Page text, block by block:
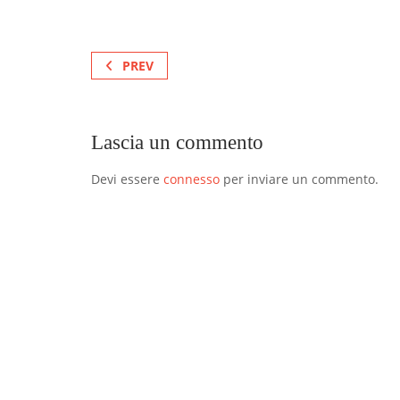
PREV
Lascia un commento
Devi essere connesso per inviare un commento.